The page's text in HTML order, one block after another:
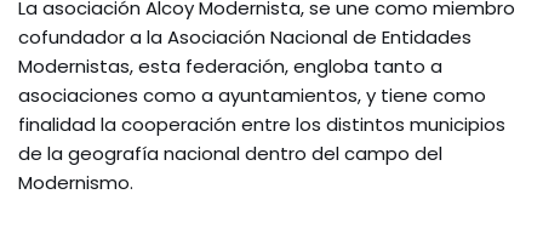
La asociación Alcoy Modernista, se une como miembro
cofundador a la Asociación Nacional de Entidades
Modernistas, esta federación, engloba tanto a
asociaciones como a ayuntamientos, y tiene como
finalidad la cooperación entre los distintos municipios
de la geografía nacional dentro del campo del
Modernismo.